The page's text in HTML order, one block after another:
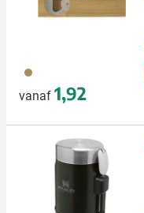
011
vanaf 1,92